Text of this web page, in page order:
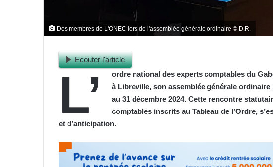
Des membres de L'ONEC lors de l'assemblée générale ordinaire © D.R.
Ecouter l'article
L’
ordre national des experts comptables du
à Libreville, son assemblée générale
au 31 décembre 2024. Cette rencontre
comptables inscrits au Tableau de l’Ordre,
et d’anticipation.